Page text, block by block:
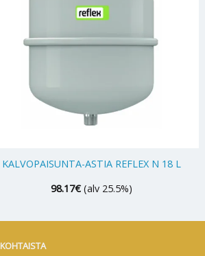
KALVOPAISUNTA-ASTIA REFLEX N 18 L
98.17€ (alv 25.5%)